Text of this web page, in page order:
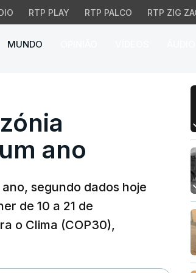
RTP PLAY RTP PALCO RTP ZIG
MUNDO
brasileira
ano
segundo dados hoje
de 10 a 21 de
o Clima (COP30),